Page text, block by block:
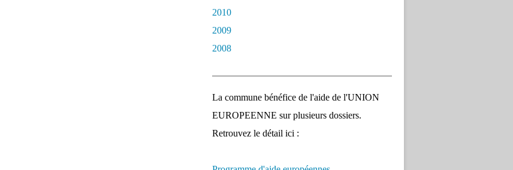
2010
2009
2008
La commune bénéfice de l'aide de l'UNION
EUROPEENNE sur plusieurs dossiers.
Retrouvez le détail ici :